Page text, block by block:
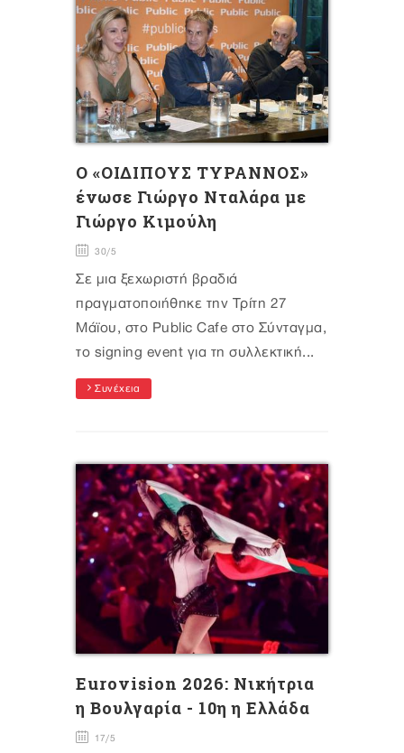
O «ΟΙΔΙΠΟΥΣ ΤΥΡΑΝΝΟΣ»
ένωσε Γιώργο Νταλάρα με
Γιώργο Κιμούλη
30/5
Σε μια ξεχωριστή βραδιά
πραγματοποιήθηκε την Τρίτη 27
Μάϊου, στο Public Cafe στο Σύνταγμα,
το signing event για τη συλλεκτική...
Συνέχεια
Eurovision 2026: Νικήτρια
η Βουλγαρία - 10η η Ελλάδα
17/5